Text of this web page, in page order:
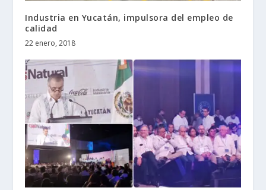
Industria en Yucatán, impulsora del empleo de
calidad
22 enero, 2018